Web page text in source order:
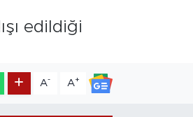
edildiği
A- A+